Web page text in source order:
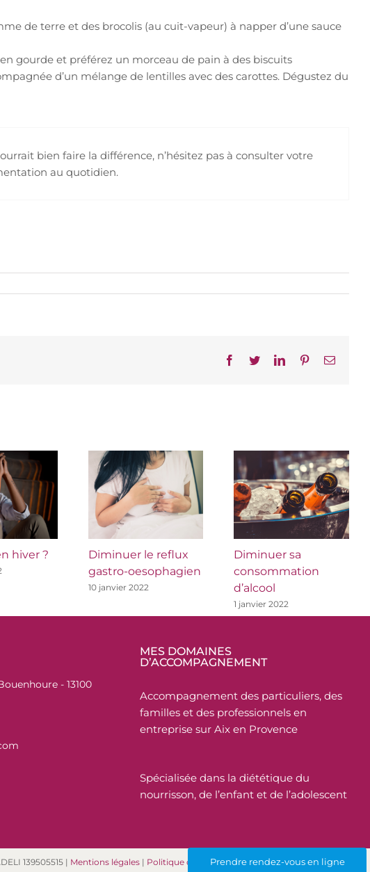
Prendre rendez-vous en ligne
de terre et des brocolis (au cuit-vapeur) à napper d’une sauce
gourde et préférez un morceau de pain à des biscuits
d’un mélange de lentilles avec des carottes. Dégustez du
bien faire la différence, n’hésitez pas à consulter votre
au quotidien.
Facebook
TwitterLinkedInPinterestEmail
hiver ?
Diminuer le reflux
gastro-oesophagien
10 janvier 2022
Diminuer sa
consommation
d’alcool
1 janvier 2022
- 13100
MES DOMAINES
D’ACCOMPAGNEMENT
Accompagnement des particuliers, des
familles et des professionnels en
entreprise sur Aix en Provence
Spécialisée dans la diététique du
nourrisson, de l’enfant et de l’adolescent
139505515 | Mentions légales | Politique de confidentialité